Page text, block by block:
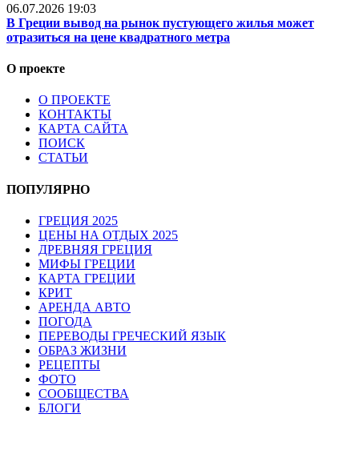
06.07.2026 19:03
В Греции вывод на рынок пустующего жилья может
отразиться на цене квадратного метра
О проекте
О ПРОЕКТЕ
КОНТАКТЫ
КАРТА САЙТА
ПОИСК
СТАТЬИ
ПОПУЛЯРНО
ГРЕЦИЯ 2025
ЦЕНЫ НА ОТДЫХ 2025
ДРЕВНЯЯ ГРЕЦИЯ
МИФЫ ГРЕЦИИ
КАРТА ГРЕЦИИ
КРИТ
АРЕНДА АВТО
ПОГОДА
ПЕРЕВОДЫ ГРЕЧЕСКИЙ ЯЗЫК
ОБРАЗ ЖИЗНИ
РЕЦЕПТЫ
ФОТО
СООБЩЕСТВА
БЛОГИ